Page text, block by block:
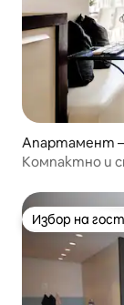
Апартамент
Компактно и
Избор на
Избор на